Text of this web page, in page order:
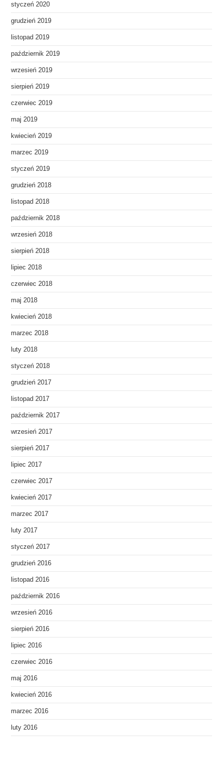
styczeń 2020
grudzień 2019
listopad 2019
październik 2019
wrzesień 2019
sierpień 2019
czerwiec 2019
maj 2019
kwiecień 2019
marzec 2019
styczeń 2019
grudzień 2018
listopad 2018
październik 2018
wrzesień 2018
sierpień 2018
lipiec 2018
czerwiec 2018
maj 2018
kwiecień 2018
marzec 2018
luty 2018
styczeń 2018
grudzień 2017
listopad 2017
październik 2017
wrzesień 2017
sierpień 2017
lipiec 2017
czerwiec 2017
kwiecień 2017
marzec 2017
luty 2017
styczeń 2017
grudzień 2016
listopad 2016
październik 2016
wrzesień 2016
sierpień 2016
lipiec 2016
czerwiec 2016
maj 2016
kwiecień 2016
marzec 2016
luty 2016